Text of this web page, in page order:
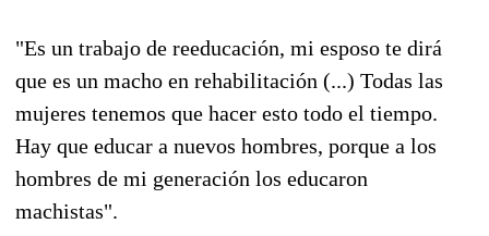
"Es un trabajo de reeducación, mi esposo te dirá
que es un macho en rehabilitación (...) Todas las
mujeres tenemos que hacer esto todo el tiempo.
Hay que educar a nuevos hombres, porque a los
hombres de mi generación los educaron
machistas".